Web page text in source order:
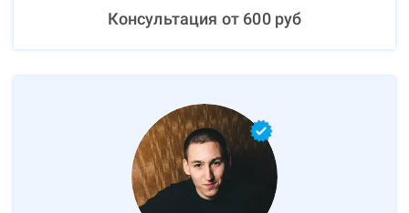
Консультация от 600руб